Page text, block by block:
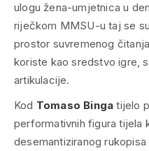
ulogu žena-umjetnica u
riječkom MMSU-u taj se
prostor suvremenog
koriste kao sredstvo igre,
artikulacije.
Kod Tomaso Binga tijelo
performativnih figura tijela
desemantiziranog